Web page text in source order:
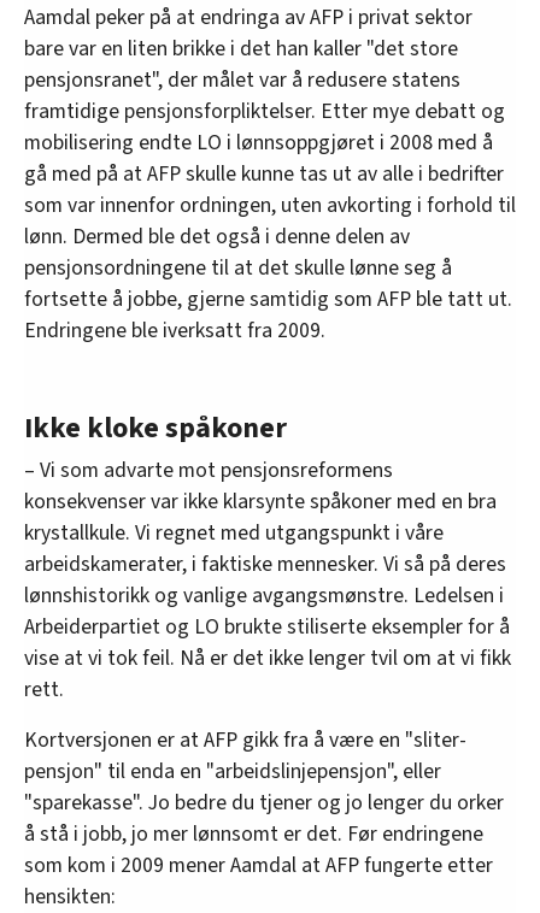
Aamdal peker på at endringa av AFP i privat sektor
bare var en liten brikke i det han kaller "det store
pensjonsranet", der målet var å redusere statens
framtidige pensjonsforpliktelser. Etter mye debatt og
mobilisering endte LO i lønnsoppgjøret i 2008 med å
gå med på at AFP skulle kunne tas ut av alle i bedrifter
som var innenfor ordningen, uten avkorting i forhold til
lønn. Dermed ble det også i denne delen av
pensjonsordningene til at det skulle lønne seg å
fortsette å jobbe, gjerne samtidig som AFP ble tatt ut.
Endringene ble iverksatt fra 2009.
Ikke kloke spåkoner
– Vi som advarte mot pensjonsreformens
konsekvenser var ikke klarsynte spåkoner med en bra
krystallkule. Vi regnet med utgangspunkt i våre
arbeidskamerater, i faktiske mennesker. Vi så på deres
lønnshistorikk og vanlige avgangsmønstre. Ledelsen i
Arbeiderpartiet og LO brukte stiliserte eksempler for å
vise at vi tok feil. Nå er det ikke lenger tvil om at vi fikk
rett.
Kortversjonen er at AFP gikk fra å være en "sliter-
pensjon" til enda en "arbeidslinjepensjon", eller
"sparekasse". Jo bedre du tjener og jo lenger du orker
å stå i jobb, jo mer lønnsomt er det. Før endringene
som kom i 2009 mener Aamdal at AFP fungerte etter
hensikten: